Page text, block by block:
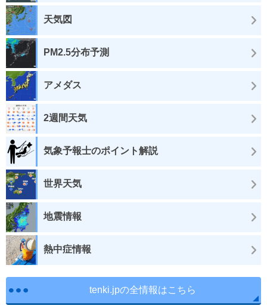
天気図
PM2.5分布予測
アメダス
2週間天気
気象予報士のポイント解説
世界天気
地震情報
熱中症情報
tenki.jpの全情報はこちら